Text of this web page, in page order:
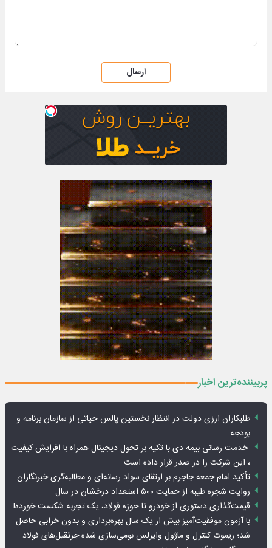
ارسال
پربیننده‌ترین اخبار
طلبکاران ارزی دولت در انتظار نخستین پالس حیاتی از سازمان برنامه و
بودجه
خدمت رسانی بیمه دی با تکیه بر تحول دیجیتال همراه با افزایش کیفیت
، این شرکت را در صدر قرار داده است
تأکید امام جمعه جاجرم بر ارتقای سواد رسانه‌ای و مطالبه‌گری خبرنگاران
روایت شجره طیبه از حمایت ۵۰۰ استعداد درخشان در سال
قیمت‌گذاری دستوری از خودرو تا حوزه فولاد، یک تجربه شکست خورده!
با آزمون موفقیت‌آمیز بیش از یک سال بهره‌برداری و بدون خرابی حاصل
شد؛ ریموت کنترل و ماژول وایرلس بومی‌سازی شده جرثقیل‌های فولاد